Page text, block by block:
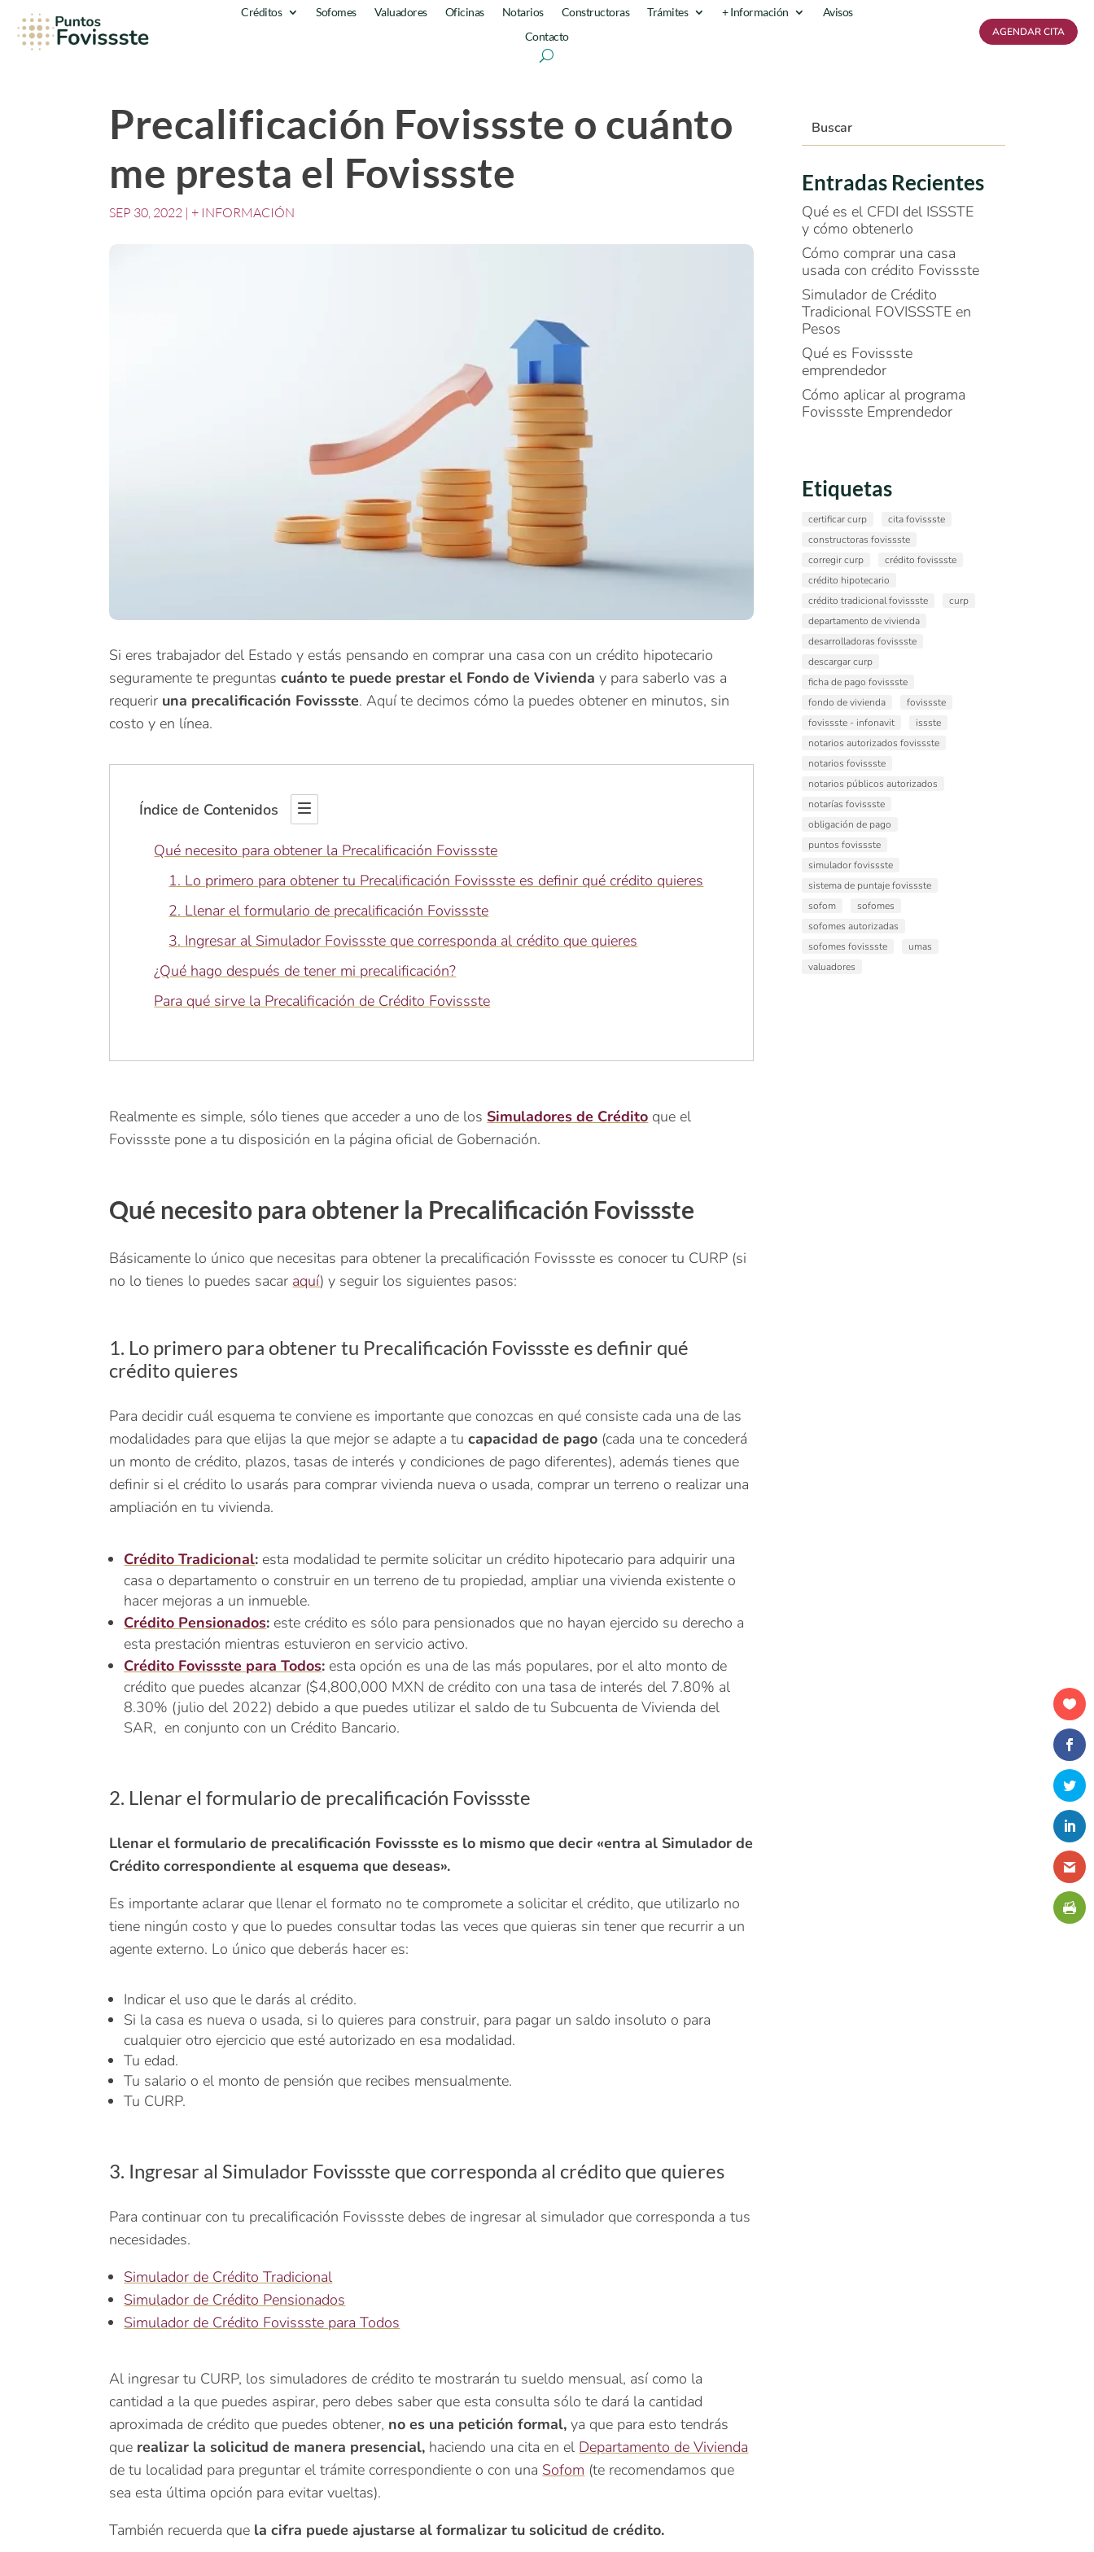
Créditos Sofomes Valuadores Oficinas Notarios Constructoras Trámites + Información
Avisos
Contacto
AGENDAR CITA
Precalificación Fovissste o cuánto
me presta el Fovissste
SEP 30, 2022 |+ INFORMACIÓN
Si eres trabajador del Estado y estás pensando en comprar una casa con un crédito hipotecario
seguramente te preguntascuánto te puede prestar el Fondo de Vivienda y para saberlo vas a
requerir una precalificación Fovissste. Aquí te decimos cómo la puedes obtener en minutos, sin
costo y en línea.
Índice de Contenidos
Qué necesito para obtener la Precalificación Fovissste
1. Lo primero para obtener tu Precalificación Fovissste es definir qué crédito quieres
2. Llenar el formulario de precalificación Fovissste
3. Ingresar al Simulador Fovissste que corresponda al crédito que quieres
¿Qué hago después de tener mi precalificación?
Para qué sirve la Precalificación de Crédito Fovissste
Realmente es simple, sólo tienes que acceder a uno de los Simuladores de Crédito que el
Fovissste pone a tu disposición en la página oficial de Gobernación.
Qué necesito para obtener la Precalificación Fovissste
Básicamente lo único que necesitas para obtener la precalificación Fovissste es conocer tu CURP (si
no lo tienes lo puedes sacar aquí) y seguir los siguientes pasos:
1. Lo primero para obtener tu Precalificación Fovissste es definir qué
crédito quieres
Para decidir cuál esquema te conviene es importante que conozcas en qué consiste cada una de las
modalidades para que elijas la que mejor se adapte a tucapacidad de pago (cada una te concederá
un monto de crédito, plazos, tasas de interés y condiciones de pago diferentes), además tienes que
definir si el crédito lo usarás para comprar vivienda nueva o usada, comprar un terreno o realizar una
ampliación en tu vivienda.
Crédito Tradicional: esta modalidad te permite solicitar un crédito hipotecario para adquirir una
casa o departamento o construir en un terreno de tu propiedad, ampliar una vivienda existente o
hacer mejoras a un inmueble.
Crédito Pensionados: este crédito es sólo para pensionados que no hayan ejercido su derecho a
esta prestación mientras estuvieron en servicio activo.
Crédito Fovissste para Todos: esta opción es una de las más populares, por el alto monto de
crédito que puedes alcanzar ($4,800,000 MXN de crédito con una tasa de interés del 7.80% al
8.30% (julio del 2022) debido a que puedes utilizar el saldo de tu Subcuenta de Vivienda del
SAR, en conjunto con un Crédito Bancario.
2. Llenar el formulario de precalificación Fovissste
Llenar el formulario de precalificación Fovissste es lo mismo que decir «entra al Simulador de
Crédito correspondiente al esquema que deseas».
Es importante aclarar que llenar el formato no te compromete a solicitar el crédito, que utilizarlo no
tiene ningún costo y que lo puedes consultar todas las veces que quieras sin tener que recurrir a un
agente externo. Lo único que deberás hacer es:
Indicar el uso que le darás al crédito.
Si la casa es nueva o usada, si lo quieres para construir, para pagar un saldo insoluto o para
cualquier otro ejercicio que esté autorizado en esa modalidad.
Tu edad.
Tu salario o el monto de pensión que recibes mensualmente.
Tu CURP.
3. Ingresar al Simulador Fovissste que corresponda al crédito que quieres
Para continuar con tu precalificación Fovissste debes de ingresar al simulador que corresponda a tus
necesidades.
Simulador de Crédito Tradicional
Simulador de Crédito Pensionados
Simulador de Crédito Fovissste para Todos
Al ingresar tu CURP, los simuladores de crédito te mostrarán tu sueldo mensual, así como la
cantidad a la que puedes aspirar, pero debes saber que esta consulta sólo te dará la cantidad
aproximada de crédito que puedes obtener, no es una petición formal, ya que para esto tendrás
que realizar la solicitud de manera presencial, haciendo una cita en el Departamento de Vivienda
de tu localidad para preguntar el trámite correspondiente o con una Sofom (te recomendamos que
sea esta última opción para evitar vueltas).
También recuerda que la cifra puede ajustarse al formalizar tu solicitud de crédito.
Entradas Recientes
Qué es el CFDI del ISSSTE
y cómo obtenerlo
Cómo comprar una casa
usada con crédito Fovissste
Simulador de Crédito
Tradicional FOVISSSTE en
Pesos
Qué es Fovissste
emprendedor
Cómo aplicar al programa
Fovissste Emprendedor
Etiquetas
certificar curp
cita fovissste
constructoras fovissste
corregir curp
crédito fovissste
crédito hipotecario
crédito tradicional fovissste
curp
departamento de vivienda
desarrolladoras fovissste
descargar curp
ficha de pago fovissste
fondo de vivienda
fovissste
fovissste - infonavit
issste
notarios autorizados fovissste
notarios fovissste
notarios públicos autorizados
notarías fovissste
obligación de pago
puntos fovissste
simulador fovissste
sistema de puntaje fovissste
sofom
sofomes
sofomes autorizadas
sofomes fovissste
umas
valuadores